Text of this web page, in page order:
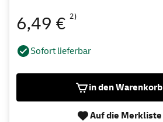
6,49 € 2)
Sofort lieferbar
in den Warenkorb
Auf die Merkliste